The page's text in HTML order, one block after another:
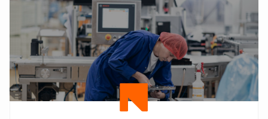
ONS
ATELIER:
STUDENTEN
MAKEN
ECHTE
SUIKERWAFELS